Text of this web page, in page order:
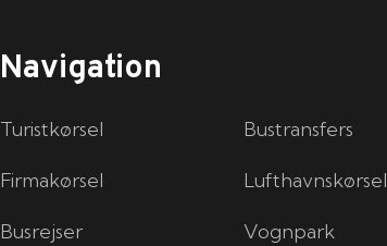
Navigation
Turistkørsel
Firmakørsel
Busrejser
Bustransfers
Lufthavnskørsel
Vognpark